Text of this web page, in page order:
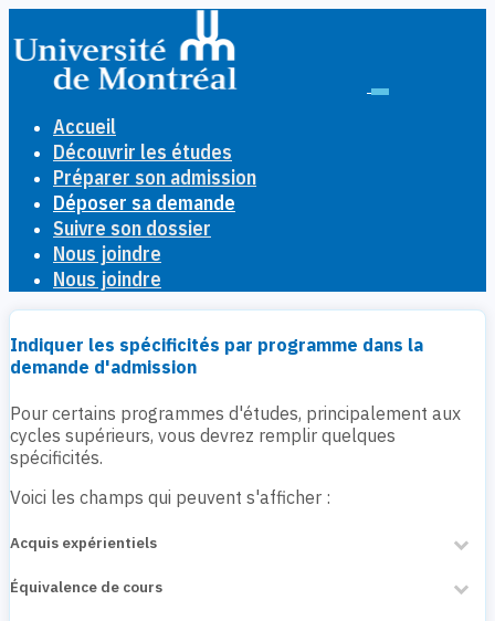
Toggle
Accueil
Découvrir les études
Préparer son admission
Déposer sa demande
Suivre son dossier
Nous joindre
Nous joindre
Indiquer les spécificités par programme dans la
demande d'admission
Pour certains programmes d'études, principalement aux
cycles supérieurs, vous devrez remplir quelques
spécificités.
Voici les champs qui peuvent s'afficher :
Acquis expérientiels
Équivalence de cours